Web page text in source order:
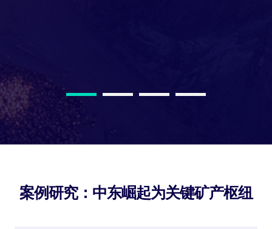
案例研究：中东崛起为关键矿产枢纽